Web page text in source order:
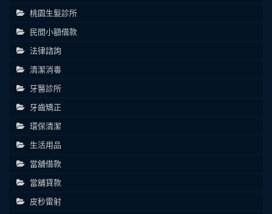
桃園生髮診所
民間小額借款
法律諮詢
清潔消毒
牙醫診所
牙齒矯正
環保清潔
生活用品
當舖借款
當舖貸款
皮秒雷射